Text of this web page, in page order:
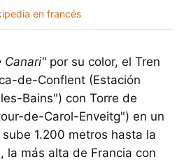
en francés
Canari" por su color, el Tren
de-Conflent (Estación
Bains") con Torre de
de-Carol-Enveitg") en un
1.200 metros hasta la
la más alta de Francia con